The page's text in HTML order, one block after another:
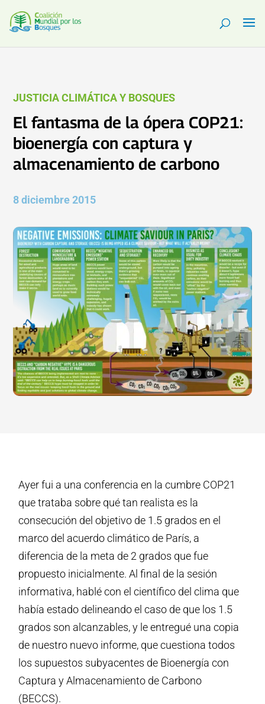
JUSTICIA CLIMÁTICA Y BOSQUES
El fantasma de la ópera COP21:
bioenergía con captura y
almacenamiento de carbono
8 diciembre 2015
Ayer fui a una conferencia en la cumbre COP21
que trataba sobre qué tan realista es la
consecución del objetivo de 1.5 grados en el
marco del acuerdo climático de París, a
diferencia de la meta de 2 grados que fue
propuesto inicialmente. Al final de la sesión
informativa, hablé con el científico del clima que
había estado delineando el caso de que los 1.5
grados son alcanzables, y le entregué una copia
de nuestro nuevo informe, que cuestiona todos
los supuestos subyacentes de Bioenergía con
Captura y Almacenamiento de Carbono
(BECCS).